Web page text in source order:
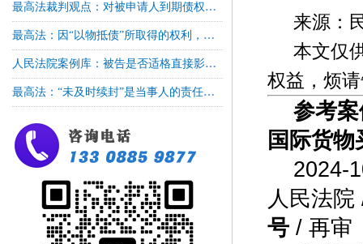
最高法裁判观点：对被申请人到期债权执行过程中，向第三人发出协助执行通知书，执行措施不当，罚款决定没有法律依据
最高法：因“以物抵债”所取得的权利，在未办理产权过户登记之前，其本质仍属于债权请求权
人民法院案例库：被告是否适格直接影响受诉法院对案件行使管辖权，则应在管辖权异议阶段对该被告是否适格进行审查
最高法：“未及时续封”是当事人的责任？失去首封权法院是否应当承担赔偿责任？
来源：
本文仅
权益，烦
参考
国际货
2024-
人民法
号 / 再审